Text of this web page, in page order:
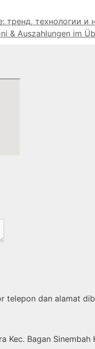
тренд, технологии
& Auszahlungen im
telepon dan alamat
Kec. Bagan